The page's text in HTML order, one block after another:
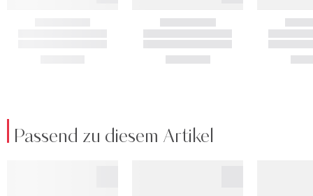
Passend zu diesem Artikel